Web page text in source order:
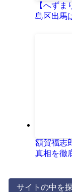
【へず
島区出馬
額賀福志
真相を徹
サイトの中を